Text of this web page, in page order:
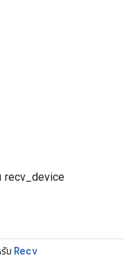
recv_device
บ Recv